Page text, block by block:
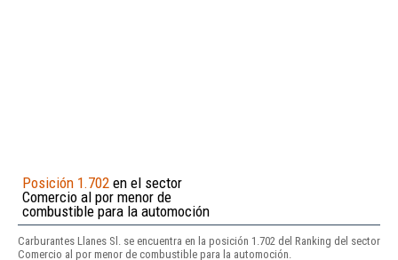
Posición 1.702 en el sector
Comercio al por menor de
combustible para la automoción
Carburantes Llanes Sl. se encuentra en la posición 1.702 del Ranking del sector
Comercio al por menor de combustible para la automoción.